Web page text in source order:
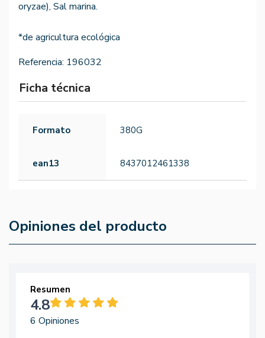
oryzae), Sal marina.
*de agricultura ecológica
Referencia: 196032
Ficha técnica
Formato 380G
ean13 8437012461338
Opiniones del producto
Resumen
4.8
6 Opiniones